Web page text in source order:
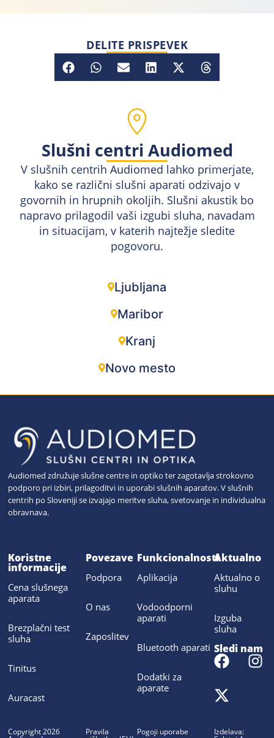
DELITE PRISPEVEK
Slušni centri Audiomed
V slušnih centrih Audiomed lahko primerjate,
kako se različni slušni aparati odzivajo v
govornih in hrupnih okoljih. Slušni akustik bo
napravo prilagodil vaši izgubi sluha, navadam
in situacijam, v katerih najtežje sledite
pogovoru.
Ljubljana
Maribor
Kranj
Novo mesto
Audiomed združuje slušne centre in optiko ter zagotavlja strokovno
podporo pri izbiri, prilagoditvi in uporabi slušnih aparatov. V slušnih
centrih po Sloveniji se izvajajo meritve sluha, svetovanje in individualna
obravnava.
Koristne
informacije
Cena slušnega
aparata
Brezplačni test
sluha
Tinitus
Auracast
Povezave
Podpora
O nas
Zaposlitev
Funkcionalnosti
Aplikacija
Vodoodporni
aparati
Bluetooth aparati
Dodatki za
aparate
Aktualno
Aktualno o
sluhu
Izguba
sluha
Sledi nam
Copyright 2026 Pravila Pogoji uporabe Izdelava: